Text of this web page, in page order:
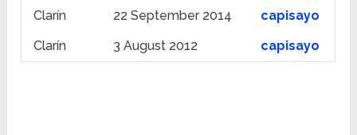
Clarín
22 September 2014
capisayo
Clarín
3 August 2012 capisayo